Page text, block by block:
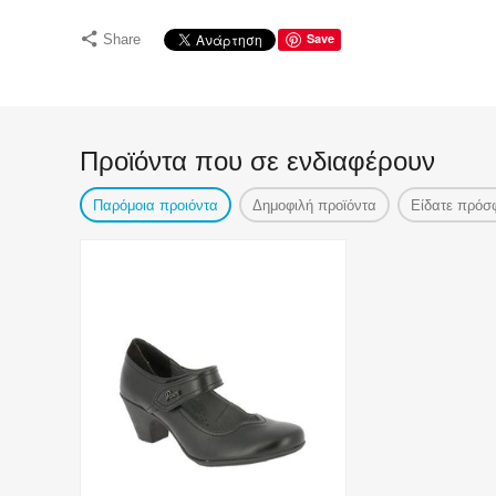
Share Save
Προϊόντα που σε ενδιαφέρουν
Παρόμοια προιόντα Δημοφιλή προϊόντα Είδατε